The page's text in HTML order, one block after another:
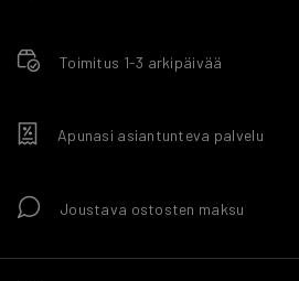
Toimitus 1-3 arkipäivää
Apunasi asiantunteva palvelu
Joustava ostosten maksu